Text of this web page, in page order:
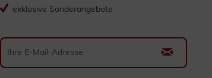
exklusive Sonderangebote